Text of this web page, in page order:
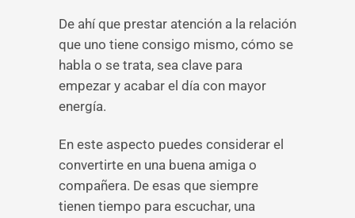
De ahí que prestar atención a la relación
que uno tiene consigo mismo, cómo se
habla o se trata, sea clave para
empezar y acabar el día con mayor
energía.
En este aspecto puedes considerar el
convertirte en una buena amiga o
compañera. De esas que siempre
tienen tiempo para escuchar, una